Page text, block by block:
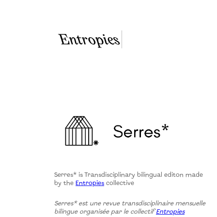
Serres* is Transdisciplinary bilingual editon made
by the Entropies collective
Serres* est une revue transdisciplinaire mensuelle
bilingue organisée par le collectif Entropies